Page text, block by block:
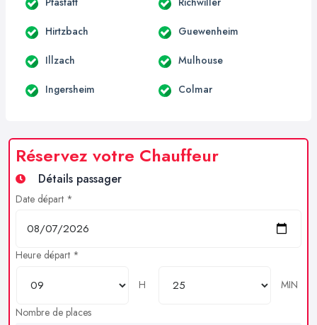
Hirtzbach Guewenheim
Illzach Mulhouse
Ingersheim Colmar
Réservez votre Chauffeur
Détails passager
Date départ *
Heure départ *
H
MIN
Nombre de places